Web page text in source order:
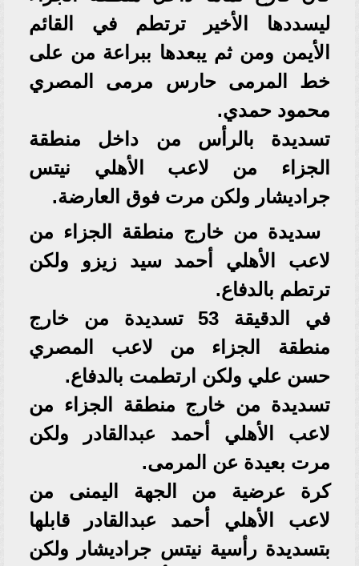
ليسددها الأخير ترتطم في القائم
الأيمن ومن ثم يبعدها ببراعة من على
خط المرمى حارس مرمى المصري
محمود حمدي.
تسديدة بالرأس من داخل منطقة
الجزاء من لاعب الأهلي نيتس
جراديشار ولكن مرت فوق العارضة.
سديدة من خارج منطقة الجزاء من
لاعب الأهلي أحمد سيد زيزو ولكن
ترتطم بالدفاع.
في الدقيقة 53 تسديدة من خارج
منطقة الجزاء من لاعب المصري
حسن علي ولكن ارتطمت بالدفاع.
تسديدة من خارج منطقة الجزاء من
لاعب الأهلي أحمد عبدالقادر ولكن
مرت بعيدة عن المرمى.
كرة عرضية من الجهة اليمنى من
لاعب الأهلي أحمد عبدالقادر قابلها
بتسديدة رأسية نيتس جراديشار ولكن